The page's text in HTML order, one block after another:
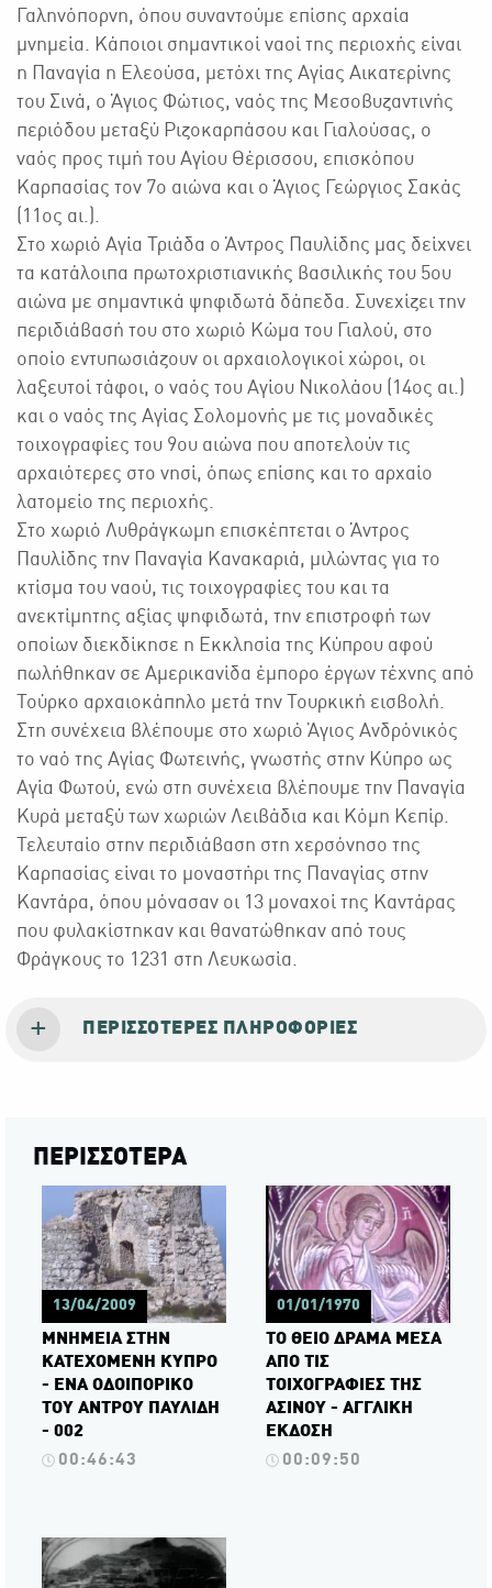
Γαληνόπορνη, όπου συναντούμε επίσης αρχαία
μνημεία. Κάποιοι σημαντικοί ναοί της περιοχής είναι
η Παναγία η Ελεούσα, μετόχι της Αγίας Αικατερίνης
του Σινά, ο Άγιος Φώτιος, ναός της Μεσοβυζαντινής
περιόδου μεταξύ Ριζοκαρπάσου και Γιαλούσας, ο
ναός προς τιμή του Αγίου Θέρισσου, επισκόπου
Καρπασίας τον 7ο αιώνα και ο Άγιος Γεώργιος Σακάς
(11ος αι.).
Στο χωριό Αγία Τριάδα ο Άντρος Παυλίδης μας δείχνει
τα κατάλοιπα πρωτοχριστιανικής βασιλικής του 5ου
αιώνα με σημαντικά ψηφιδωτά δάπεδα. Συνεχίζει την
περιδιάβασή του στο χωριό Κώμα του Γιαλού, στο
οποίο εντυπωσιάζουν οι αρχαιολογικοί χώροι, οι
λαξευτοί τάφοι, ο ναός του Αγίου Νικολάου (14ος αι.)
και ο ναός της Αγίας Σολομονής με τις μοναδικές
τοιχογραφίες του 9ου αιώνα που αποτελούν τις
αρχαιότερες στο νησί, όπως επίσης και το αρχαίο
λατομείο της περιοχής.
Στο χωριό Λυθράγκωμη επισκέπτεται ο Άντρος
Παυλίδης την Παναγία Κανακαριά, μιλώντας για το
κτίσμα του ναού, τις τοιχογραφίες του και τα
ανεκτίμητης αξίας ψηφιδωτά, την επιστροφή των
οποίων διεκδίκησε η Εκκλησία της Κύπρου αφού
πωλήθηκαν σε Αμερικανίδα έμπορο έργων τέχνης από
Τούρκο αρχαιοκάπηλο μετά την Τουρκική εισβολή.
Στη συνέχεια βλέπουμε στο χωριό Άγιος Ανδρόνικός
το ναό της Αγίας Φωτεινής, γνωστής στην Κύπρο ως
Αγία Φωτού, ενώ στη συνέχεια βλέπουμε την Παναγία
Κυρά μεταξύ των χωριών Λειβάδια και Κόμη Κεπίρ.
Τελευταίο στην περιδιάβαση στη χερσόνησο της
Καρπασίας είναι το μοναστήρι της Παναγίας στην
Καντάρα, όπου μόνασαν οι 13 μοναχοί της Καντάρας
που φυλακίστηκαν και θανατώθηκαν από τους
Φράγκους το 1231 στη Λευκωσία.
ΠΕΡΙΣΣΌΤΕΡΕΣ ΠΛΗΡΟΦΟΡΊΕΣ
ΠΕΡΙΣΣΟΤΕΡΑ
13/04/2009
ΜΝΗΜΕΙΑ ΣΤΗΝ
ΚΑΤΕΧΟΜΕΝΗ ΚΥΠΡΟ
- ΕΝΑ ΟΔΟΙΠΟΡΙΚΟ
ΤΟΥ ΑΝΤΡΟΥ ΠΑΥΛΙΔΗ
- 002
00:46:43
01/01/1970
ΤΟ ΘΕΙΟ ΔΡΑΜΑ ΜΕΣΑ
ΑΠΟ ΤΙΣ
ΤΟΙΧΟΓΡΑΦΙΕΣ ΤΗΣ
ΑΣΙΝΟΥ - ΑΓΓΛΙΚΗ
ΕΚΔΟΣΗ
00:09:50